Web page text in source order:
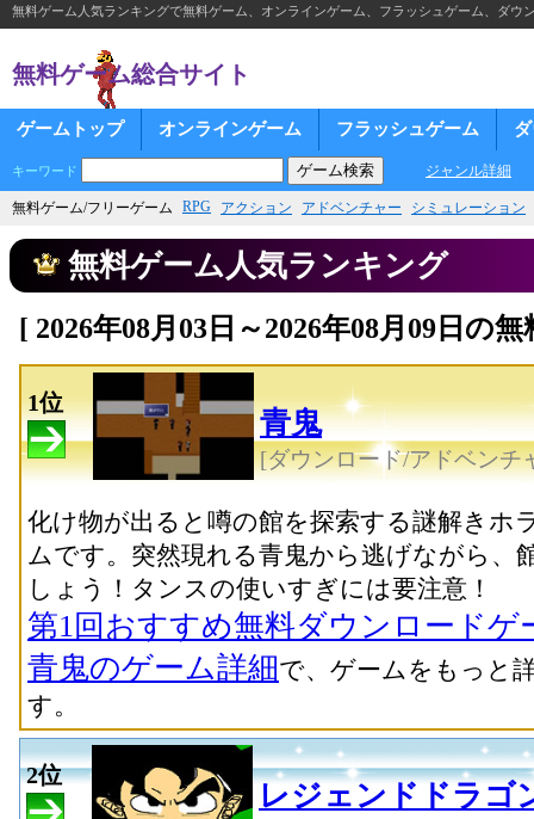
無料ゲーム人気ランキングで無料ゲーム、オンラインゲーム、フラッシュゲーム、ダウ
無料ゲーム総合サイト
ゲームトップ オンラインゲーム フラッシュゲーム
キーワード ジャンル詳細
無料ゲーム/フリーゲーム RPG アクション アドベンチャー シミュレーション
無料ゲーム人気ランキング
[ 2026年08月03日～2026年08月09日の
1位
青鬼
[ダウンロード/アドベンチ
化け物が出ると噂の館を探索する謎解きホ
ムです。突然現れる青鬼から逃げながら、
しょう！タンスの使いすぎには要注意！
第1回おすすめ無料ダウンロードゲ
青鬼のゲーム詳細で、ゲームをもっと
す。
2位
レジェンドドラ